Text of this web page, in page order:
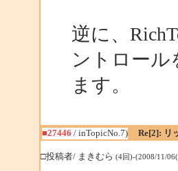
逆に、
ントロール
ます。
■27446 / inTopicNo.7) Re[2]: リ
□投稿者/ まきむら (4回)-(2008/11/